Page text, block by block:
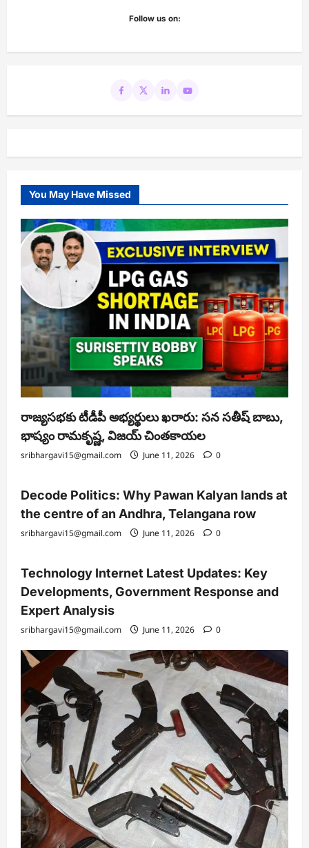
Follow us on:
You May Have Missed
రాజ్యసభకు టీడీపీ అభ్యర్థులు ఖరారు: సన సతీష్ బాబు,
భాష్యం రామకృష్ణ, విజయ్ చింతకాయల
sribhargavi15@gmail.com June 11, 2026 0
Decode Politics: Why Pawan Kalyan lands at
the centre of an Andhra, Telangana row
sribhargavi15@gmail.com June 11, 2026 0
Technology Internet Latest Updates: Key
Developments, Government Response and
Expert Analysis
sribhargavi15@gmail.com June 11, 2026 0